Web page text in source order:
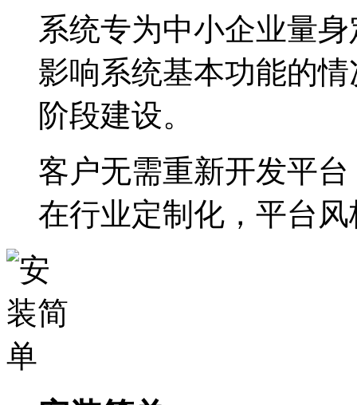
系统专为中小企业量
影响系统基本功能的
阶段建设。
客户无需重新开发平
在行业定制化，平台